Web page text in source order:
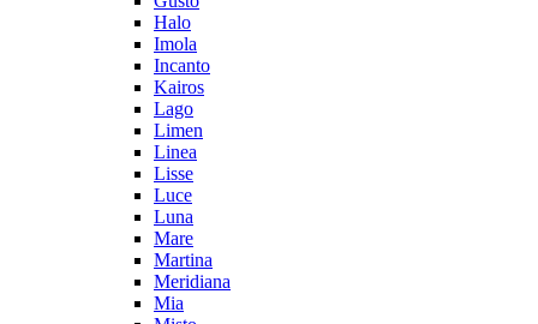
Halo
Imola
Incanto
Kairos
Lago
Limen
Linea
Lisse
Luce
Luna
Mare
Martina
Meridiana
Mia